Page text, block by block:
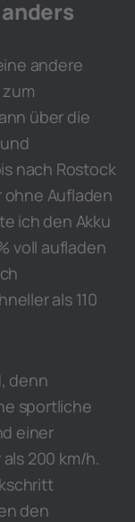
andere
über die
nach Rostock
ohne Aufladen
ich den Akku
voll aufladen
als 110
denn
sportliche
einer
200 km/h.
den